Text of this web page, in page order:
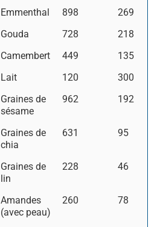
Emmenthal 898
269
Gouda
728
218
Camembert
449
135
Lait
120
300
Graines de
sésame
962 192
Graines de
chia
631 95
Graines de
lin
228 46
Amandes
(avec peau)
260 78